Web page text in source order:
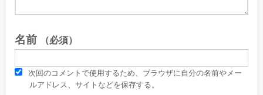
名前 （必須）
次回のコメントで使用するため、ブラウザに自分の名前やメー
ルアドレス、サイトなどを保存する。